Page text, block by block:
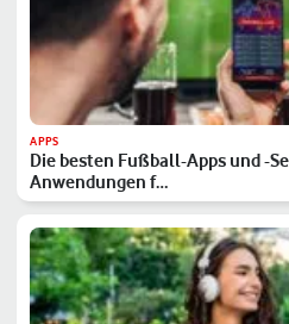
APPS
Die besten Fußball-Apps und -
Anwendungen f…